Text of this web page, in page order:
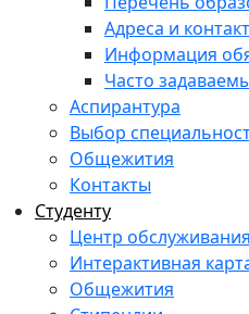
Адреса и
Информация
Часто
Аспирантура
Выбор
Общежития
Контакты
Студенту
Центр
Интерактивная
Общежития